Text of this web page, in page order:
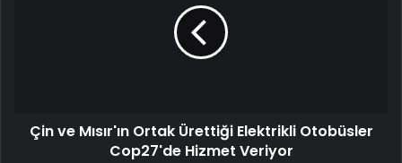
Çin ve Mısır'ın Ortak Ürettiği Elektrikli Otobüsler
Cop27'de Hizmet Veriyor